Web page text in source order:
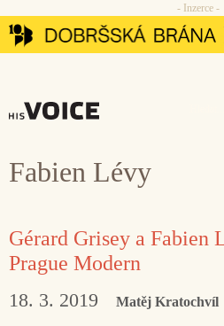
Přeskočit
na
- Inzerce -
Fabien Lévy
Gérard Grisey a Fabien
Prague Modern
18. 3. 2019 Matěj Kratochvíl